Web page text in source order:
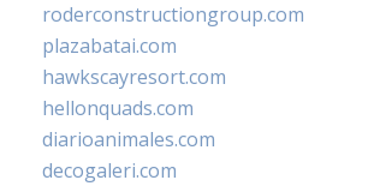
roderconstructiongroup.com
plazabatai.com
hawkscayresort.com
hellonquads.com
diarioanimales.com
decogaleri.com